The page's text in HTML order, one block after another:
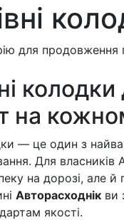
для продовження
на
— це один з
Для власників
на дорозі, але
Авторасходнік ви
якості.